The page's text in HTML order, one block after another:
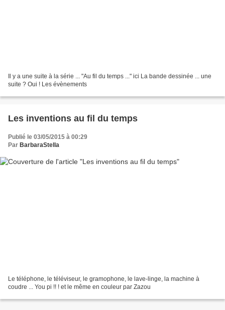
Il y a une suite à la série ... "Au fil du temps ..." ici La bande dessinée ... une
suite ? Oui ! Les évènements
Les inventions au fil du temps
Publié le 03/05/2015 à 00:29
Par BarbaraStella
Le téléphone, le téléviseur, le gramophone, le lave-linge, la machine à
coudre ... You pi !! ! et le même en couleur par Zazou